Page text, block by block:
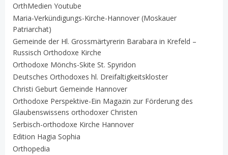
OrthMedien Youtube
Maria-Verkündigungs-Kirche-Hannover (Moskauer
Patriarchat)
Gemeinde der Hl. Grossmärtyrerin Barabara in Krefeld –
Russisch Orthodoxe Kirche
Orthodoxe Mönchs-Skite St. Spyridon
Deutsches Orthodoxes hl. Dreifaltigkeitskloster
Christi Geburt Gemeinde Hannover
Orthodoxe Perspektive-Ein Magazin zur Förderung des
Glaubenswissens orthodoxer Christen
Serbisch-orthodoxe Kirche Hannover
Edition Hagia Sophia
Orthopedia